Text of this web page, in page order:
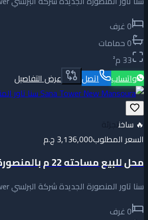
0غرف
0حمامات
33 م²
واتساب
اتصل عرض التفاصيل
🔥 ساخنتجزئة
السعر المطلوب3,136,000 ج.م
محل للبيع مساحته 22 م بالمنصورة الجديدة
سنا تاور المنصورة الجديدة شركة البرلسي Sana Tower
0غرف